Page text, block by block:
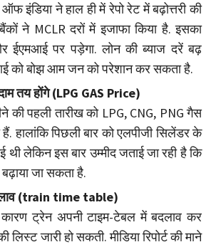
इंडिया ने हाल ही में रेपो रेट में बढ़ोत्तरी की
ने MCLR दरों में इजाफा किया है. इसका
ईएमआई पर पड़ेगा. लोन की ब्याज दरें बढ़
को बोझ आम जन को परेशान कर सकता है.
तय होंगे (LPG GAS Price)
की पहली तारीख को LPG, CNG, PNG गैस
हालांकि पिछली बार को एलपीजी सिलेंडर के
थी लेकिन इस बार उम्मीद जताई जा रही है कि
जा सकता है.
(train time table)
ट्रेन अपनी टाइम-टेबल में बदलाव कर
लिस्ट जारी हो सकती. मीडिया रिपोर्ट की माने